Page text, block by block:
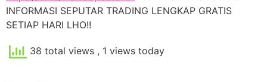
INFORMASI SEPUTAR TRADING LENGKAP GRATIS
SETIAP HARI LHO!!
38 total views , 1 views today